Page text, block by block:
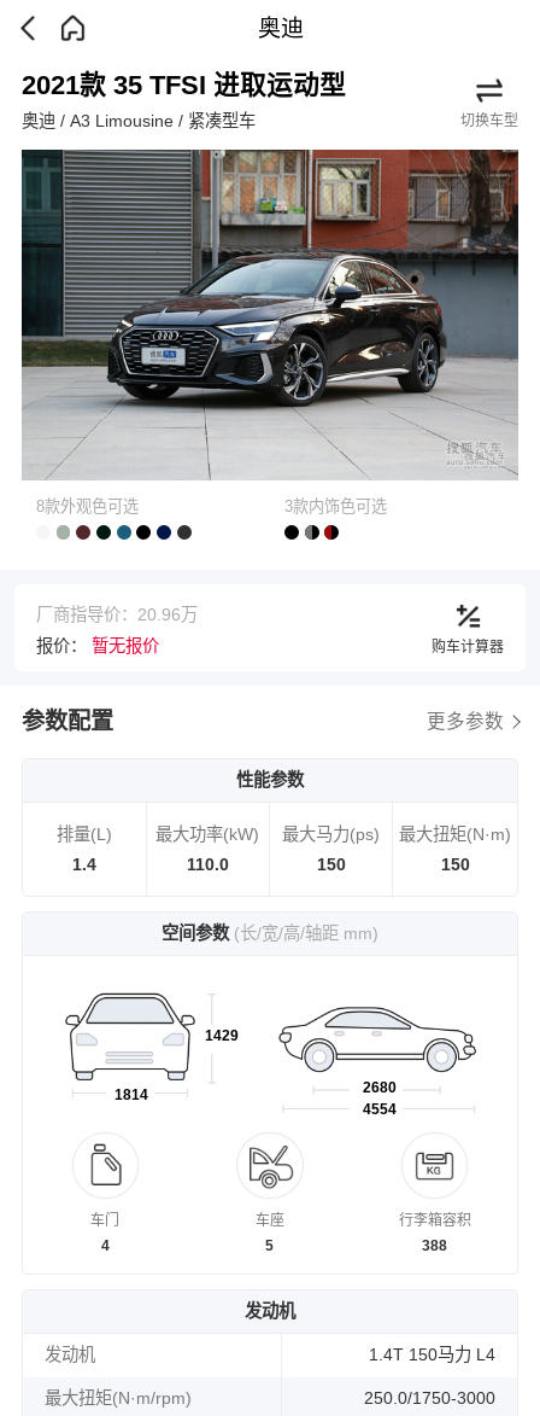
奥迪
2021款 35 TFSI 进取运动型
奥迪 / A3 Limousine / 紧凑型车 切换车型
8款外观色可选 3款内饰色可选
厂商指导价：20.96万
报价： 暂无报价 购车计算器
参数配置 更多参数
性能参数
排量(L)
1.4
最大功率(kW)
110.0
最大马力(ps)
150
最大扭矩(N·m)
150
空间参数 (长/宽/高/轴距 mm)
1814
1429
4554
2680
车门
4
车座
5
行李箱容积
388
发动机
发动机 1.4T 150马力 L4
最大扭矩(N·m/rpm) 250.0/1750-3000